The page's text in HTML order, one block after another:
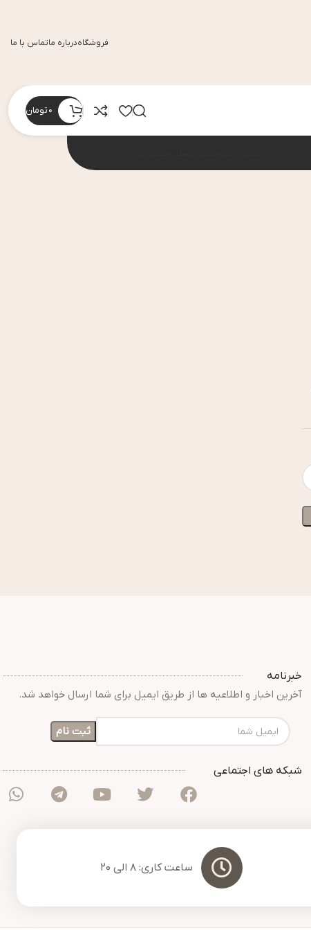
فروشگاهدرباره ماتماس با ما
0تومان
خبرنامه
آخرین اخبار و اطلاعیه ها از طریق ایمیل برای شما ارسال خواهد شد.
شبکه های اجتماعی
ساعت کاری: 8 الی 20